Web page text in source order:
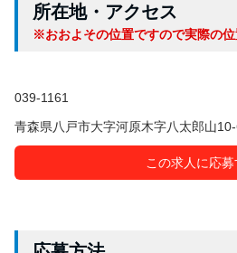
所在地・アクセス
※おおよその位置ですので実際の
039-1161
青森県八戸市大字河原木字八太郎山
この求人に応募